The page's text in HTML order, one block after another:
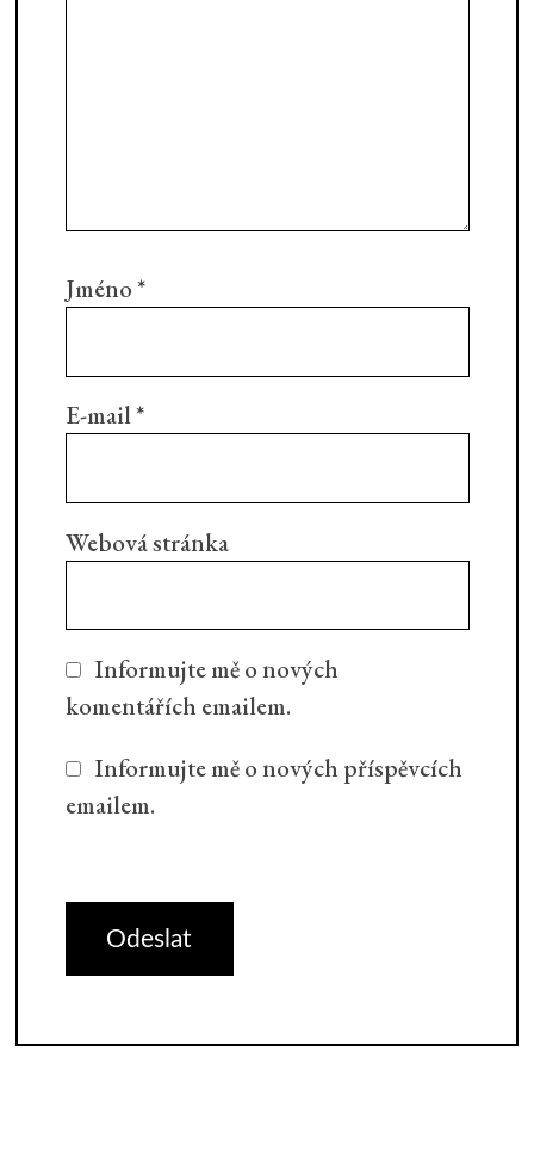
Jméno*
E-mail*
Webová stránka
Informujte mě o nových
komentářích emailem.
Informujte mě o nových příspěvcích
emailem.